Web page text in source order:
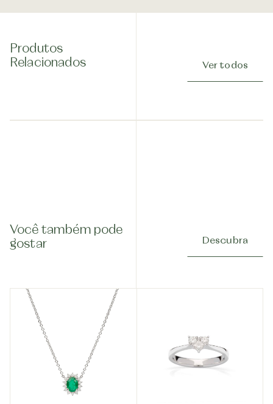
Produtos
Relacionados
Ver todos
Você também pode
gostar
Descubra